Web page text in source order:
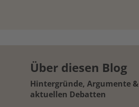
Über diesen Blog
Hintergründe, Argumente
aktuellen Debatten